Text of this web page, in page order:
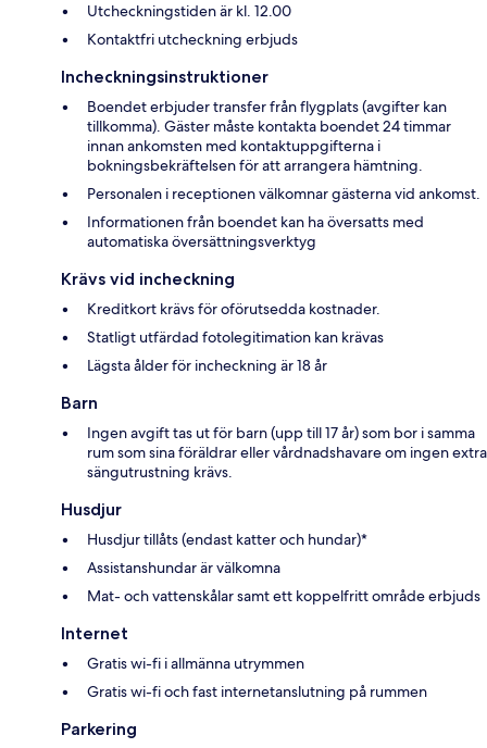
Utcheckningstiden är kl. 12.00
Kontaktfri utcheckning erbjuds
Incheckningsinstruktioner
Boendet erbjuder transfer från flygplats (avgifter kan
tillkomma). Gäster måste kontakta boendet 24 timmar
innan ankomsten med kontaktuppgifterna i
bokningsbekräftelsen för att arrangera hämtning.
Personalen i receptionen välkomnar gästerna vid ankomst.
Informationen från boendet kan ha översatts med
automatiska översättningsverktyg
Krävs vid incheckning
Kreditkort krävs för oförutsedda kostnader.
Statligt utfärdad fotolegitimation kan krävas
Lägsta ålder för incheckning är 18 år
Barn
Ingen avgift tas ut för barn (upp till 17 år) som bor i samma
rum som sina föräldrar eller vårdnadshavare om ingen extra
sängutrustning krävs.
Husdjur
Husdjur tillåts (endast katter och hundar)*
Assistanshundar är välkomna
Mat- och vattenskålar samt ett koppelfritt område erbjuds
Internet
Gratis wi-fi i allmänna utrymmen
Gratis wi-fi och fast internetanslutning på rummen
Parkering